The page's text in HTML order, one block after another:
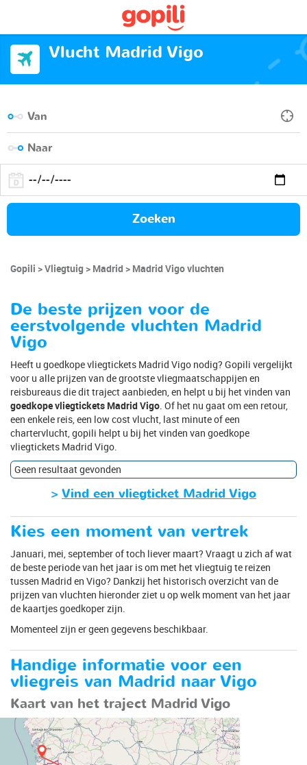
Vlucht Madrid Vigo
Zoeken
Gopili Vliegtuig Madrid Madrid Vigo vluchten
De beste prijzen voor de
eerstvolgende vluchten Madrid
Vigo
Heeft u goedkope vliegtickets Madrid Vigo nodig? Gopili vergelijkt
voor u alle prijzen van de grootste vliegmaatschappijen en
reisbureaus die dit traject aanbieden, en helpt u bij het vinden van
goedkope vliegtickets Madrid Vigo . Of het nu gaat om een retour,
een enkele reis, een low cost vlucht, last minute of een
chartervlucht, gopili helpt u bij het vinden van goedkope
vliegtickets Madrid Vigo.
Geen resultaat gevonden
> Vind een vliegticket Madrid Vigo
Kies een moment van vertrek
Januari, mei, september of toch liever maart? Vraagt u zich af wat
de beste periode van het jaar is om met het vliegtuig te reizen
tussen Madrid en Vigo? Dankzij het historisch overzicht van de
prijzen van vluchten hieronder ziet u op welk moment van het jaar
de kaartjes goedkoper zijn.
Momenteel zijn er geen gegevens beschikbaar.
Handige informatie voor een
vliegreis van Madrid naar Vigo
Kaart van het traject Madrid Vigo